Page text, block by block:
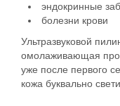
эндокринные
болезни крови
Ультразвуковой
омолаживающая
уже после первого
кожа буквально